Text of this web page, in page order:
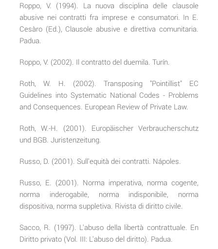
Roppo, V. (1994). La nuova disciplina delle clausole
abusive nei contratti fra imprese e consumatori. In E.
Cesàro (Ed.), Clausole abusive e direttiva comunitaria.
Padua.
Roppo, V. (2002). Il contratto del duemila. Turín.
Roth, W. H. (2002). Transposing "Pointillist" EC
Guidelines into Systematic National Codes - Problems
and Consequences. European Review of Private Law.
Roth, W.-H. (2001). Europäischer Verbraucherschutz
und BGB. Juristenzeitung.
Russo, D. (2001). Sull'equità dei contratti. Nápoles.
Russo, E. (2001). Norma imperativa, norma cogente,
norma inderogabile, norma indisponibile, norma
dispositiva, norma suppletiva. Rivista di diritto civile.
Sacco, R. (1997). L'abuso della libertà contrattuale. En
Diritto privato (Vol. III: L'abuso del diritto). Padua.